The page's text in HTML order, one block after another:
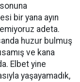
sonuna
bir yana ayın
adeta.
huzur bulmuş
ve kana
Elbet yine
yaşayamadık,